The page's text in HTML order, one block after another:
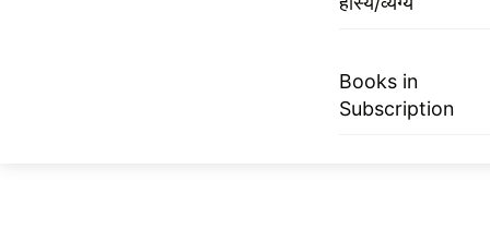
Books in
Subscription